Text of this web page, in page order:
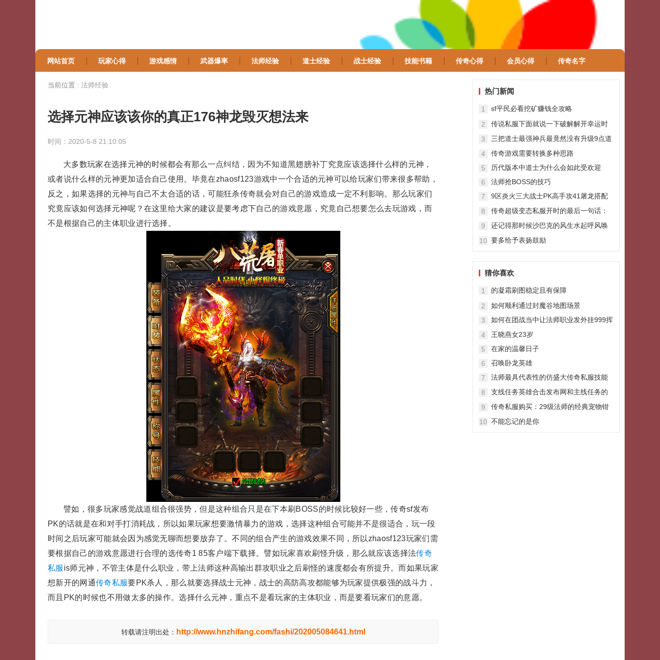
网站首页 玩家心得 游戏感情 武器爆率 法师经验 道士经验 战士经验 技能书籍 传奇心得 会员心得 传奇名字
当前位置 : 法师经验
选择元神应该该你的真正176神龙毁灭想法来
时间：2020-5-8 21:10:05
大多数玩家在选择元神的时候都会有那么一点纠结，因为不知道黑翅膀补丁究竟应该选择什么样的元神，
或者说什么样的元神更加适合自己使用。毕竟在zhaosf123游戏中一个合适的元神可以给玩家们带来很多帮助，
反之，如果选择的元神与自己不太合适的话，可能狂杀传奇就会对自己的游戏造成一定不利影响。那么玩家们
究竟应该如何选择元神呢？在这里给大家的建议是要考虑下自己的游戏意愿，究竟自己想要怎么去玩游戏，而
不是根据自己的主体职业进行选择。
譬如，很多玩家感觉战道组合很强势，但是这种组合只是在下本刷BOSS的时候比较好一些，传奇sf发布
PK的话就是在和对手打消耗战，所以如果玩家想要激情暴力的游戏，选择这种组合可能并不是很适合，玩一段
时间之后玩家可能就会因为感觉无聊而想要放弃了。不同的组合产生的游戏效果不同，所以zhaosf123玩家们需
要根据自己的游戏意愿进行合理的选传奇1 85客户端下载择。譬如玩家喜欢刷怪升级，那么就应该选择法传奇
私服 is师元神，不管主体是什么职业，带上法师这种高输出群攻职业之后刷怪的速度都会有所提升。而如果玩家
想新开的网通传奇私服要PK杀人，那么就要选择战士元神，战士的高防高攻都能够为玩家提供极强的战斗力，
而且PK的时候也不用做太多的操作。选择什么元神，重点不是看玩家的主体职业，而是要看玩家们的意愿。
转载请注明出处： http://www.hnzhifang.com/fashi/202005084641.html
热门新闻
1
sf平民必看挖矿赚钱全攻略
2
传说私服下面就说一下破解解开幸运时
3
三把道士最强神兵最竟然没有升级9点道
4
传奇游戏需要转换多种思路
5
历代版本中道士为什么会如此受欢迎
6
法师抢BOSS的技巧
7
9区炎火三大战士PK高手攻41屠龙搭配
8
传奇超级变态私服开时的最后一句话：
9
还记得那时候沙巴克的风生水起呼风唤
10 要多给予表扬鼓励
猜你喜欢
1
的凝霜刷图稳定且有保障
2
如何顺利通过封魔谷地图场景
3
如何在团战当中让法师职业发外挂999挥
4
王晓燕女23岁
5
在家的温馨日子
6
召唤卧龙英雄
7
法师最具代表性的仿盛大传奇私服技能
8
支线任务英雄合击发布网和主线任务的
9
传奇私服购买：29级法师的经典宠物钳
10 不能忘记的是你